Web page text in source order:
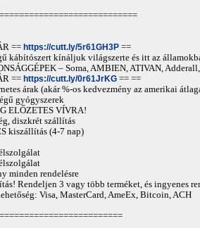
== https://cutt.ly/5r61GH3P ==
kábítószert kínáljuk világszerte és itt az
– Soma, AMBIEN, ATIVAN,
== https://cutt.ly/0r61JrKG == ==
árak (akár %-os kedvezmény az amerikai
gyógyszerek
ELŐZETES VÍVRA!
diszkrét szállítás
kiszállítás (4-7 nap)
minden rendelésre
Rendeljen 3 vagy több terméket, és ingyenes
Visa, MasterCard, AmeEx, Bitcoin, ACH